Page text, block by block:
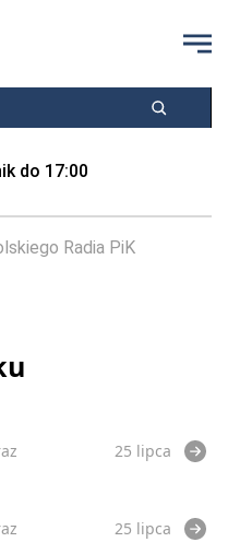
do 17:00
Radia PiK
25 lipca
25 lipca